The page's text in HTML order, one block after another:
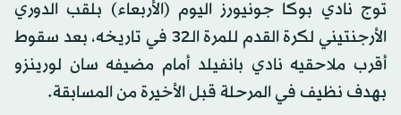
توج نادي بوكا جونيورز اليوم (الأربعاء) بلقب الدوري
الأرجنتيني لكرة القدم للمرة الـ32 في تاريخه، بعد سقوط
أقرب ملاحقيه نادي بانفيلد أمام مضيفه سان لورينزو
بهدف نظيف في المرحلة قبل الأخيرة من المسابقة.